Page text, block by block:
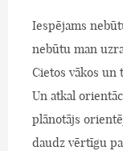
Iespējams
nebūtu man
Cietos vākos un
Un atkal
plānotājs
daudz vērtīgu